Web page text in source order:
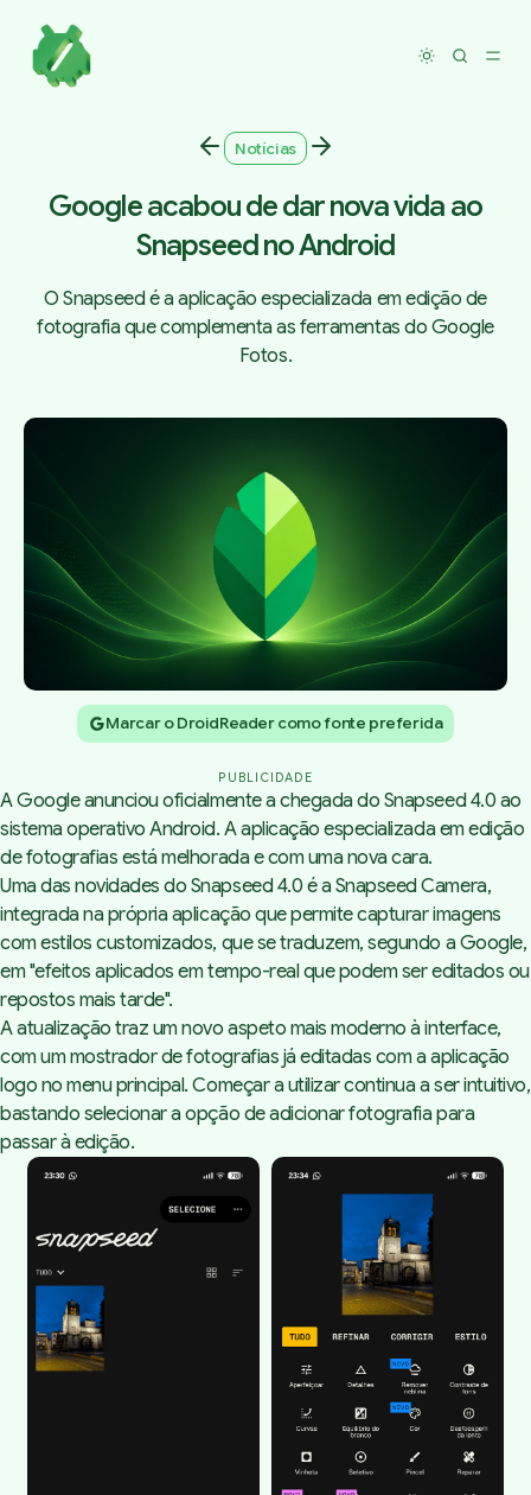
Toggle
Notícias
Google acabou de dar nova vida ao
Snapseed no Android
O Snapseed é a aplicação especializada em edição de
fotografia que complementa as ferramentas do Google
Fotos.
Marcar o DroidReader como fonte preferida
PUBLICIDADE
A Googleanunciouoficialmente a chegada do Snapseed 4.0 ao
sistema operativo Android. A aplicação especializada em edição
de fotografias está melhorada e com uma nova cara.
Uma das novidades do Snapseed 4.0 é a Snapseed Camera,
integrada na própria aplicação que permite capturar imagens
com estilos customizados, que se traduzem, segundo a Google,
em "efeitos aplicados em tempo-real que podem ser editados ou
repostos mais tarde".
A atualização traz um novo aspeto mais moderno à interface,
com um mostrador de fotografias já editadas com a aplicação
logo no menu principal. Começar a utilizar continua a ser intuitivo,
bastando selecionar a opção de adicionar fotografia para
passar à edição.